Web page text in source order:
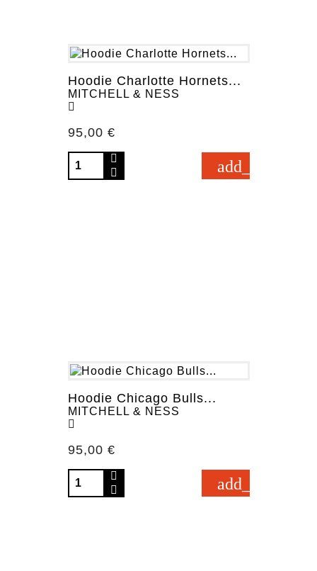
Hoodie Charlotte Hornets...
MITCHELL & NESS
Prezzo
95,00 €
Hoodie Chicago Bulls...
MITCHELL & NESS
Prezzo
95,00 €